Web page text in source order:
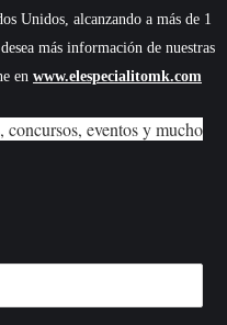
Unidos, alcanzando a más de 1
más información de nuestras
en www.elespecialitomk.com
concursos, eventos y mucho